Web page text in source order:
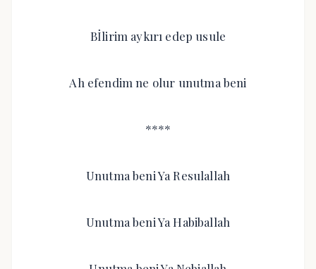
Bİlirim aykırı edep usule
Ah efendim ne olur unutma beni
****
Unutma beni Ya Resulallah
Unutma beni Ya Habiballah